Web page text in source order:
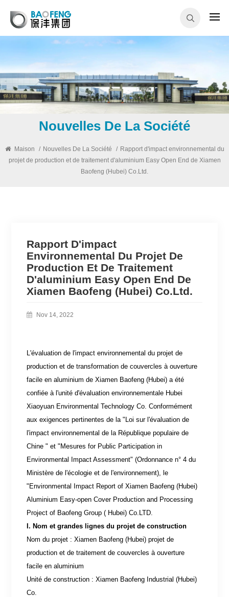
Nouvelles De La Société
Maison / Nouvelles De La Société / Rapport d'impact environnemental du
projet de production et de traitement d'aluminium Easy Open End de Xiamen
Baofeng (Hubei) Co.Ltd.
Rapport D'impact
Environnemental Du Projet De
Production Et De Traitement
D'aluminium Easy Open End De
Xiamen Baofeng (Hubei) Co.Ltd.
Nov 14, 2022
L'évaluation de l'impact environnemental du projet de
production et de transformation de couvercles à ouverture
facile en aluminium de Xiamen Baofeng (Hubei) a été
confiée à l'unité d'évaluation environnementale Hubei
Xiaoyuan Environmental Technology Co. Conformément
aux exigences pertinentes de la "Loi sur l'évaluation de
l'impact environnemental de la République populaire de
Chine " et "Mesures for Public Participation in
Environmental Impact Assessment" (Ordonnance n° 4 du
Ministère de l'écologie et de l'environnement), le
"Environmental Impact Report of Xiamen Baofeng (Hubei)
Aluminium Easy-open Cover Production and Processing
Project of Baofeng Group ( Hubei) Co.LTD.
I. Nom et grandes lignes du projet de construction
Nom du projet : Xiamen Baofeng (Hubei) projet de
production et de traitement de couvercles à ouverture
facile en aluminium
Unité de construction : Xiamen Baofeng Industrial (Hubei)
Co.